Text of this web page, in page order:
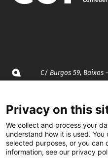
C/ Burgos 59, Baixos
935 120 481
@CGTCatalunya
Privacy on this
We collect and process your
understand how it is used.
selected purposes, or you can
information, see our privacy